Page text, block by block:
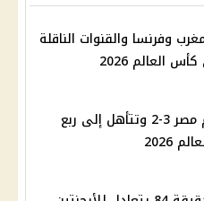
وفرنسا والقنوات الناقلة
العالم 2026
الأرجنتين تهزم مصر 3-2 وتتأهل إلى ربع
2026